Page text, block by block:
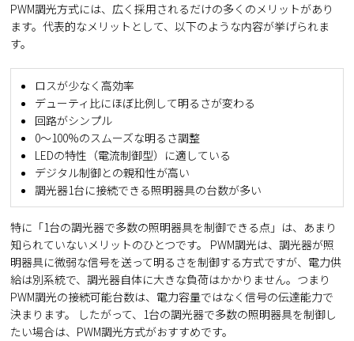
PWM調光方式には、広く採用されるだけの多くのメリットがあり
ます。代表的なメリットとして、以下のような内容が挙げられま
す。
ロスが少なく高効率
デューティ比にほぼ比例して明るさが変わる
回路がシンプル
0～100%のスムーズな明るさ調整
LEDの特性（電流制御型）に適している
デジタル制御との親和性が高い
調光器1台に接続できる照明器具の台数が多い
特に「1台の調光器で多数の照明器具を制御できる点」は、あまり
知られていないメリットのひとつです。 PWM調光は、調光器が照
明器具に微弱な信号を送って明るさを制御する方式ですが、電力供
給は別系統で、調光器自体に大きな負荷はかかりません。つまり
PWM調光の接続可能台数は、電力容量ではなく信号の伝達能力で
決まります。 したがって、1台の調光器で多数の照明器具を制御し
たい場合は、PWM調光方式がおすすめです。